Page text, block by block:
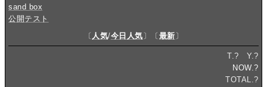
sand box
公開テスト
〔 人気/今日人気 〕〔 最新 〕
T.? Y.?
NOW.?
TOTAL.?